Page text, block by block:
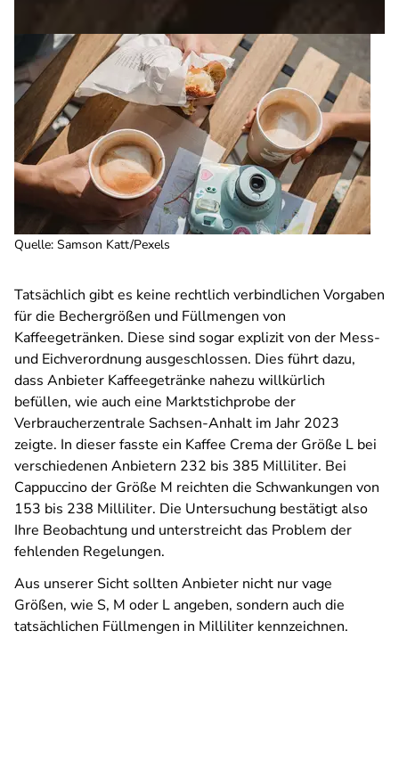
Quelle: Samson Katt/Pexels
Tatsächlich gibt es keine rechtlich verbindlichen Vorgaben
für die Bechergrößen und Füllmengen von
Kaffeegetränken. Diese sind sogar explizit von der Mess-
und Eichverordnung ausgeschlossen. Dies führt dazu,
dass Anbieter Kaffeegetränke nahezu willkürlich
befüllen, wie auch eine Marktstichprobe der
Verbraucherzentrale Sachsen-Anhalt im Jahr 2023
zeigte. In dieser fasste ein Kaffee Crema der Größe L bei
verschiedenen Anbietern 232 bis 385 Milliliter. Bei
Cappuccino der Größe M reichten die Schwankungen von
153 bis 238 Milliliter. Die Untersuchung bestätigt also
Ihre Beobachtung und unterstreicht das Problem der
fehlenden Regelungen.
Aus unserer Sicht sollten Anbieter nicht nur vage
Größen, wie S, M oder L angeben, sondern auch die
tatsächlichen Füllmengen in Milliliter kennzeichnen.